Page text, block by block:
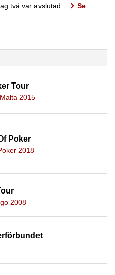
två var avslutad…
Se
Tour
2015
Poker
2018
2008